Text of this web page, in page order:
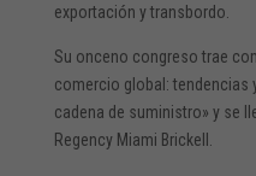
exportación y transbordo.
Su onceno congreso trae
comercio global: tendencias
cadena de suministro» y se
Regency Miami Brickell.